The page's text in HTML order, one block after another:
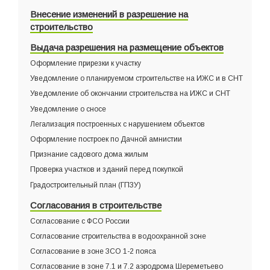
Внесение изменений в разрешение на
строительство
Выдача разрешения на размещение объектов
Оформление прирезки к участку
Уведомление о планируемом строительстве на ИЖС и в СНТ
Уведомление об окончании строительства на ИЖС и СНТ
Уведомление о сносе
Легализация построенных с нарушением объектов
Оформление построек по Дачной амнистии
Признание садового дома жилым
Проверка участков и зданий перед покупкой
Градостроительный план (ГПЗУ)
Согласования в строительстве
Согласование с ФСО России
Согласование строительства в водоохранной зоне
Согласование в зоне ЗСО 1-2 пояса
Согласование в зоне 7.1 и 7.2 аэродрома Шереметьево